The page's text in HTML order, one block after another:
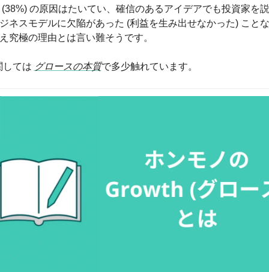
の原因はたいてい、確信のあるアイデアでも投資家を
ネスモデルに欠陥があった (利益を生み出せなかった) こと
究極の理由とは言い難そうです。
しては グロースの本質で多少触れています。